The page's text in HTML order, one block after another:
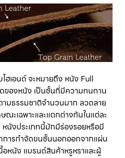
เอนด์ จะหมายถึง หนัง Full
ของหนัง เป็นชั้นที่มีความทนทาน
มธรรมชาติจำนวนมาก ลวดลาย
ะเฉพาะและแตกต่างกันในแต่ละ
นังประเภทนี้มักมีร่องรอยหรือมี
การกำจัดขนชั้นนอกออกจากแผ่น
อหนัง แบรนด์สินค้าหรูหราและผู้